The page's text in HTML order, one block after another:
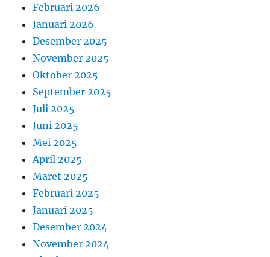
Februari 2026
Januari 2026
Desember 2025
November 2025
Oktober 2025
September 2025
Juli 2025
Juni 2025
Mei 2025
April 2025
Maret 2025
Februari 2025
Januari 2025
Desember 2024
November 2024